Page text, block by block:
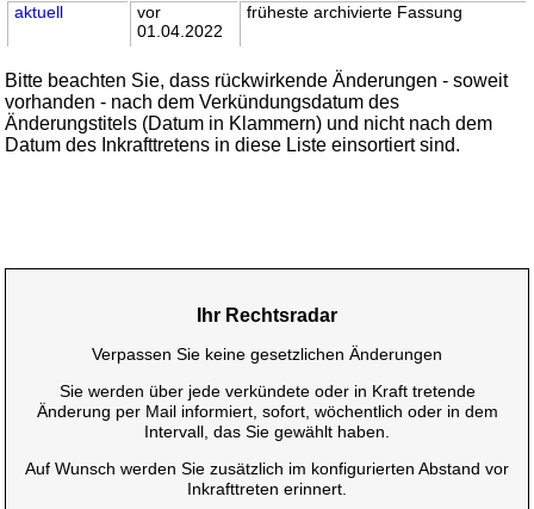
aktuell
vor
01.04.2022
früheste archivierte Fassung
Bitte beachten Sie, dass rückwirkende Änderungen - soweit
vorhanden - nach dem Verkündungsdatum des
Änderungstitels (Datum in Klammern) und nicht nach dem
Datum des Inkrafttretens in diese Liste einsortiert sind.
Ihr Rechtsradar
Verpassen Sie keine gesetzlichen Änderungen
Sie werden über jede verkündete oder in Kraft tretende
Änderung per Mail informiert, sofort, wöchentlich oder in dem
Intervall, das Sie gewählt haben.
Auf Wunsch werden Sie zusätzlich im konfigurierten Abstand vor
Inkrafttreten erinnert.